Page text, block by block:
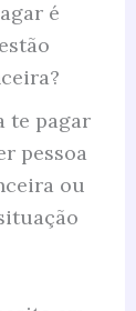
é
te pagar
pessoa
ou